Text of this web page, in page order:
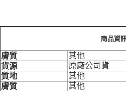
商品資
膚質
其他
貨源
原廠公司貨
質地
其他
膚質
其他